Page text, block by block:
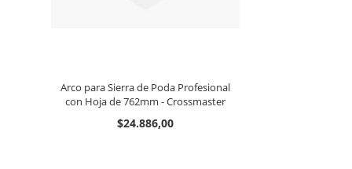
Arco para Sierra de Poda Profesional
con Hoja de 762mm - Crossmaster
$24.886,00